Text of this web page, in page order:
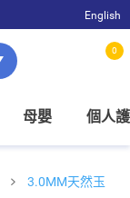
English
0
母嬰 個人
3.0MM天然玉